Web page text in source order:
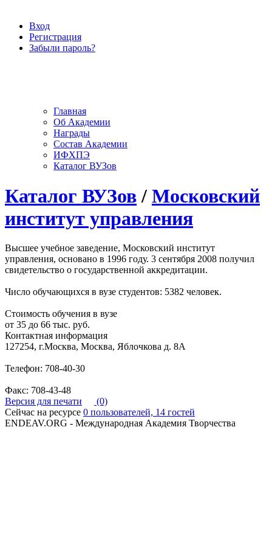
Вход
Регистрация
Забыли пароль?
Главная
Об Академии
Награды
Состав Академии
ИФХПЭ
Каталог ВУЗов
Каталог ВУЗов / Московский
институт управления
Высшее учебное заведение, Московский институт
управления, основано в 1996 году. 3 сентября 2008 получил
свидетельство о государственной аккредитации.
Число обучающихся в вузе студентов: 5382 человек.
Стоимость обучения в вузе
от 35 до 66 тыс. руб.
Контактная информация
127254, г.Москва, Москва, Яблочкова д. 8А
Телефон: 708-40-30
Факс: 708-43-48
Версия для печати
(0)
Сейчас на ресурсе 0 пользователей, 14 гостей
ENDEAV.ORG - Международная Академия Творчества